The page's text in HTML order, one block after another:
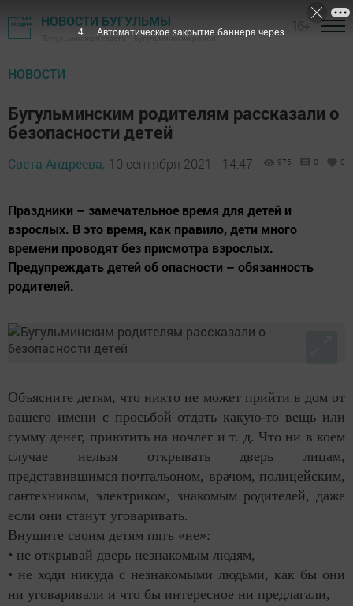
НОВОСТИ БУГУЛЬМЫ
"Бугульминская газета" - Бугульминский район
НОВОСТИ
Бугульминским родителям рассказали о
безопасности детей
Света Андреева, 10 сентября 2021 - 14:47 975 0 0
Праздники – замечательное время для детей и
взрослых. В это время, как правило, дети много
времени проводят без присмотра взрослых.
Предупреждать детей об опасности – обязанность
родителей.
Объясните детям, что никто не может прийти в дом от
вашего имени с просьбой отдать какую-то вещь или
сумму денег, приютить на ночлег и т. д. Что ни в коем
случае нельзя открывать дверь лицам,
представившимся почтальоном, врачом, полицейским,
сантехником, электриком, знакомым родителей, даже
если они станут уговаривать.
Внушите своим детям пять «не»:
• не открывай дверь незнакомым людям,
• не ходи никуда с незнакомыми людьми, как бы они
ни уговаривали и что бы интересное ни предлагали,
3 Автоматическое закрытие баннера через